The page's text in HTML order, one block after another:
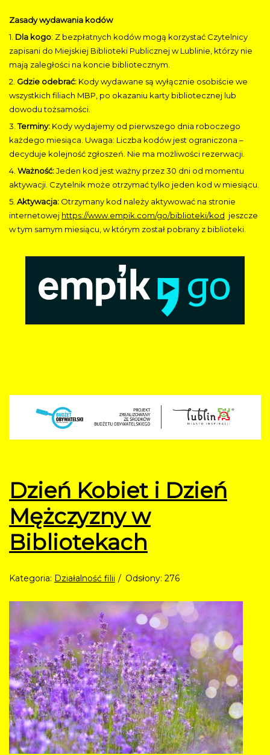
Zasady wydawania kodów
1. Dla kogo: Z bezpłatnych kodów mogą korzystać Czytelnicy
zapisani do Miejskiej Biblioteki Publicznej w Lublinie, którzy nie
mają zaległości na koncie bibliotecznym.
2. Gdzie odebrać: Kody wydawane są wyłącznie osobiście we
wszystkich filiach MBP, po okazaniu karty bibliotecznej lub
dowodu tożsamości.
3. Terminy: Kody wydajemy od pierwszego dnia roboczego
każdego miesiąca. Uwaga: Liczba kodów jest ograniczona –
decyduje kolejność zgłoszeń. Nie ma możliwości rezerwacji.
4. Ważność:Jeden kod jest ważny przez 30 dni od momentu
aktywacji. Czytelnik może otrzymać tylko jeden kod w miesiącu.
5. Aktywacja: Otrzymany kod należy aktywować na stronie
internetowej https://www.empik.com/go/biblioteki/kod jeszcze
w tym samym miesiącu, w którym został pobrany z biblioteki.
Dzień Kobiet i Dzień
Mężczyzny w
Bibliotekach
Kategoria: Działalność filii Odsłony: 276